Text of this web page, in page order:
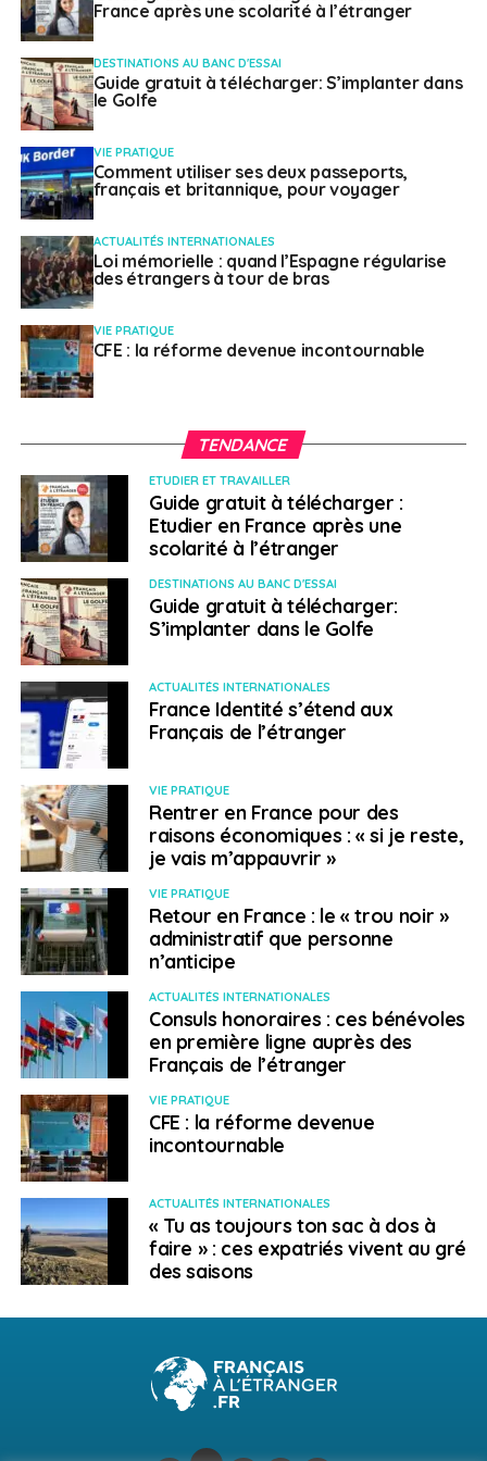
Accès 24/7 aux experts d’International SOS pour
des conseils en sécurité des hébergements à
destination des managers et des voyageurs.
Aide à la gestion des déplacements vers et
depuis son hébergement, surveillance et analyse
pro-active des lieux à haut risque.
Audits et revue des hébergements sur
mesure
Analyse approfondie et examen des risques sur
la zone d’un hôtel spécifique.
Recommandations d’hébergement en fonction
du profil des collaborateurs.
place de mesures et procédures de sécurité &
études de proximité et des environs.
SUJETS ASSOCIÉS: FEATURED HOTEL
INTERNATIONAL SOS
LOGEMENT
SÉCURITÉ
Les derniers conseils aux voyageurs du Quai
d’Orsay
NE RATEZ PAS
diplôme reconnu dans toute l’Union européenne
Weena Truscelli
France après une scolarité à l’étranger
DESTINATIONS AU BANC D'ESSAI
Guide gratuit à télécharger: S’implanter dans
le Golfe
VIE PRATIQUE
Comment utiliser ses deux passeports,
français et britannique, pour voyager
ACTUALITÉS INTERNATIONALES
Loi mémorielle : quand l’Espagne régularise
des étrangers à tour de bras
VIE PRATIQUE
CFE : la réforme devenue incontournable
TENDANCE
ETUDIER ET TRAVAILLER
Guide gratuit à télécharger :
Etudier en France après une
scolarité à l’étranger
DESTINATIONS AU BANC D'ESSAI
Guide gratuit à télécharger:
S’implanter dans le Golfe
ACTUALITÉS INTERNATIONALES
France Identité s’étend aux
Français de l’étranger
VIE PRATIQUE
Rentrer en France pour des
raisons économiques : « si je reste,
je vais m’appauvrir »
VIE PRATIQUE
Retour en France : le « trou noir »
administratif que personne
n’anticipe
ACTUALITÉS INTERNATIONALES
Consuls honoraires : ces bénévoles
en première ligne auprès des
Français de l’étranger
VIE PRATIQUE
CFE : la réforme devenue
incontournable
ACTUALITÉS INTERNATIONALES
« Tu as toujours ton sac à dos à
faire » : ces expatriés vivent au gré
des saisons